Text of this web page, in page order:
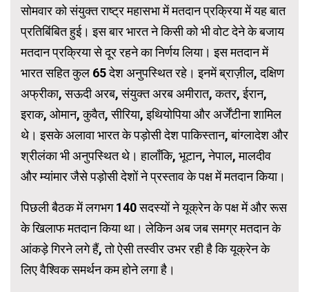
सोमवार को संयुक्त राष्ट्र महासभा में मतदान प्रक्रिया में यह बात
प्रतिबिंबित हुई। इस बार भारत ने किसी को भी वोट देने के बजाय
मतदान प्रक्रिया से दूर रहने का निर्णय लिया। इस मतदान में
भारत सहित कुल 65 देश अनुपस्थित रहे। इनमें ब्राज़ील, दक्षिण
अफ्रीका, सऊदी अरब, संयुक्त अरब अमीरात, कतर, ईरान,
इराक, ओमान, कुवैत, सीरिया, इथियोपिया और अर्जेंटीना शामिल
थे। इसके अलावा भारत के पड़ोसी देश पाकिस्तान, बांग्लादेश और
श्रीलंका भी अनुपस्थित थे। हालाँकि, भूटान, नेपाल, मालदीव
और म्यांमार जैसे पड़ोसी देशों ने प्रस्ताव के पक्ष में मतदान किया।
पिछली बैठक में लगभग 140 सदस्यों ने यूक्रेन के पक्ष में और रूस
के खिलाफ मतदान किया था। लेकिन अब जब समग्र मतदान के
आंकड़े गिरने लगे हैं, तो ऐसी तस्वीर उभर रही है कि यूक्रेन के
लिए वैश्विक समर्थन कम होने लगा है।